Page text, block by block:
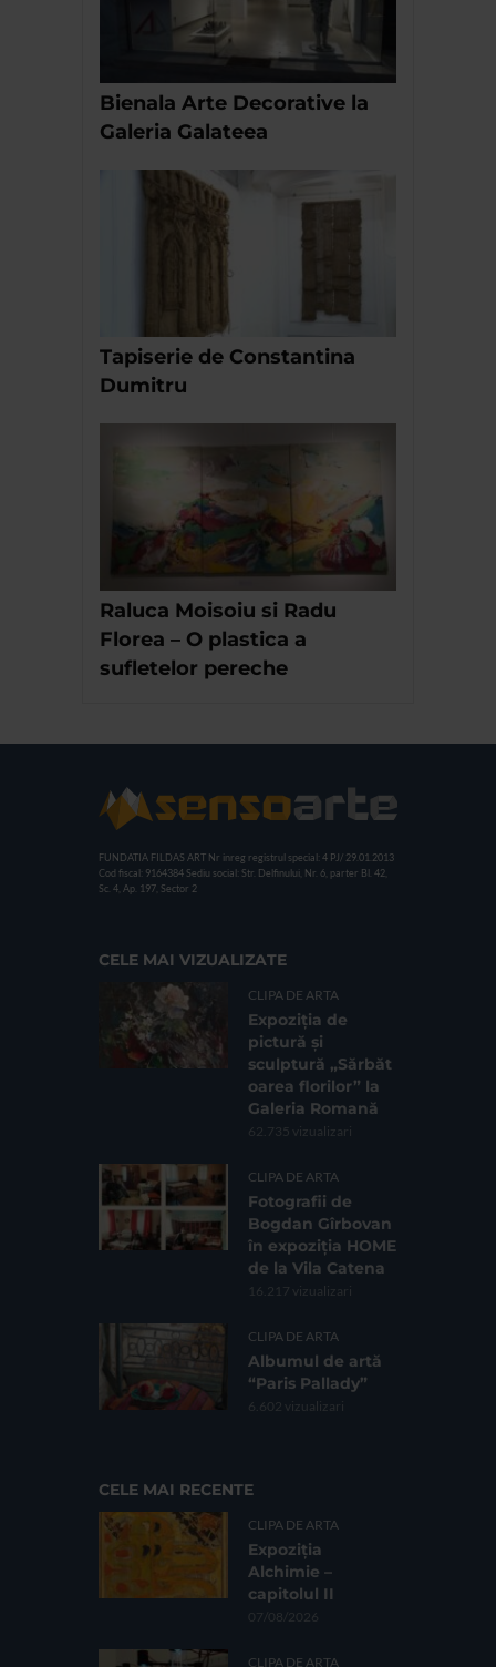
Bienala Arte Decorative la
Galeria Galateea
Tapiserie de Constantina
Dumitru
Raluca Moisoiu si Radu
Florea – O plastica a
sufletelor pereche
FUNDATIA FILDAS ART Nr inreg registrul special: 4 PJ/ 29.01.2013
Cod fiscal: 9164384 Sediu social: Str. Delfinului, Nr. 6, parter Bl. 42,
Sc. 4, Ap. 197, Sector 2
CELE MAI VIZUALIZATE
CLIPA DE ARTA
Expoziția de
pictură și
sculptură „Sărbăt
oarea florilor” la
Galeria Romană
62.735 vizualizari
CLIPA DE ARTA
Fotografii de
Bogdan Gîrbovan
în expoziția HOME
de la Vila Catena
16.217 vizualizari
CLIPA DE ARTA
Albumul de artă
“Paris Pallady”
6.602 vizualizari
CELE MAI RECENTE
CLIPA DE ARTA
Expoziția
Alchimie –
capitolul II
07/08/2026
CLIPA DE ARTA